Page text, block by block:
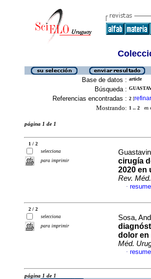
Base de datos : article
Búsqueda :
Referencias encontradas : 2 [refinar
Mostrando: 1 .. 2 en
página 1 de 1
1 / 2
selecciona
para imprimir
cirugía
2020 en
Rev.
·
2 / 2
selecciona
para imprimir
Sosa,
dolor en
Méd.
·
página 1 de 1